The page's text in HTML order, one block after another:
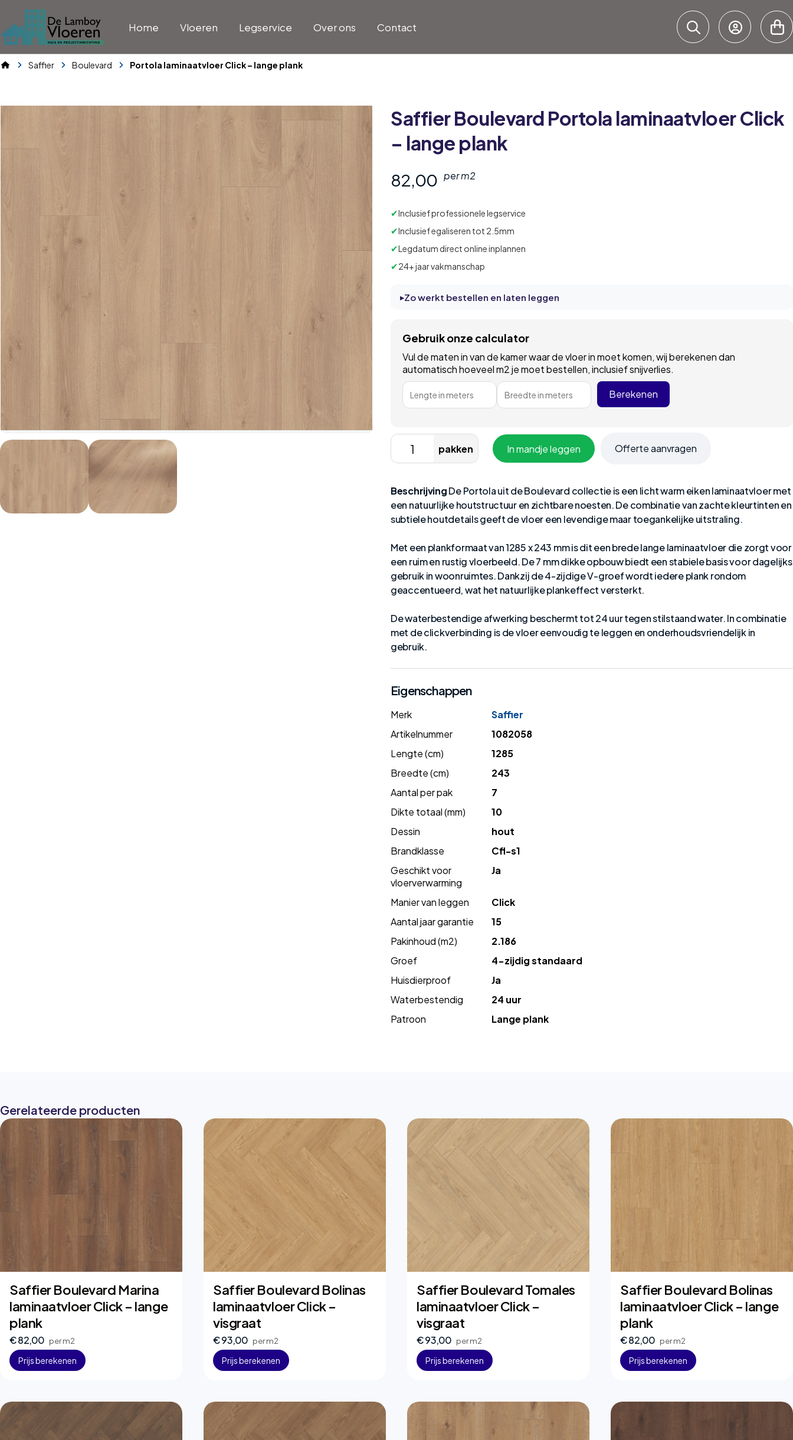
Home Vloeren Legservice Over ons Contact
Saffier Boulevard Portola laminaatvloer Click – lange plank
SaffierBoulevard Portola laminaatvloer Click
– lange plank
82,00 per m2
✔Inclusief professionele legservice
✔Inclusief egaliseren tot 2.5mm
✔Legdatum direct online inplannen
✔24+ jaar vakmanschap
Zo werkt bestellen en laten leggen
Gebruik onze calculator
Vul de maten in van de kamer waar de vloer in moet komen, wij berekenen dan
automatisch hoeveel m2 je moet bestellen, inclusief snijverlies.
Lengte in meters Breedte in meters Berekenen
pakken In mandje leggen Offerte aanvragen
BeschrijvingDe Portola uit de Boulevard collectie is een licht warm eiken laminaatvloer met
een natuurlijke houtstructuur en zichtbare noesten. De combinatie van zachte kleurtinten en
subtiele houtdetails geeft de vloer een levendige maar toegankelijke uitstraling.
Met een plankformaat van 1285 x 243 mm is dit een brede lange laminaatvloer die zorgt voor
een ruim en rustig vloerbeeld. De 7 mm dikke opbouw biedt een stabiele basis voor dagelijks
gebruik in woonruimtes. Dankzij de 4-zijdige V-groef wordt iedere plank rondom
geaccentueerd, wat het natuurlijke plankeffect versterkt.
De waterbestendige afwerking beschermt tot 24 uur tegen stilstaand water. In combinatie
met de clickverbinding is de vloer eenvoudig te leggen en onderhoudsvriendelijk in
gebruik.
Eigenschappen
Merk
Saffier
Artikelnummer
1082058
Lengte (cm)
1285
Breedte (cm)
243
Aantal per pak
7
Dikte totaal (mm)
10
Dessin
hout
Brandklasse
Cfl-s1
Geschikt voor
vloerverwarming
Ja
Manier van leggen
Click
Aantal jaar garantie
15
Pakinhoud (m2)
2.186
Groef
4-zijdig standaard
Huisdierproof
Ja
Waterbestendig
24 uur
Patroon
Lange plank
Gerelateerde producten
Saffier Boulevard Marina
laminaatvloer Click – lange
plank
€ 82,00 per m2
Prijs berekenen
Saffier Boulevard Bolinas
laminaatvloer Click –
visgraat
€ 93,00 per m2
Prijs berekenen
Saffier Boulevard Tomales
laminaatvloer Click –
visgraat
€ 93,00 per m2
Prijs berekenen
Saffier Boulevard Bolinas
laminaatvloer Click – lange
plank
€ 82,00 per m2
Prijs berekenen